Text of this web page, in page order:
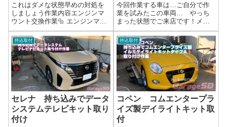
これはダメな状態早めの対処を
しましょう作業内容エンジンマ
ウント交換作業🔩 エンジンマウ
ントの破損・劣化について🚗 エ
ンジンマウントとは？エンジン
マウントはエンジンの振動を吸
収するゴムエンジンの位置を支
える金属ブラケットで構成され
た“エンジン...
今回作業する車は…ご自分で作
業を試みたこの車両… やっち
まった状態でご来店です！メー
カートヨタ車種86作業はこちら
今回の作業は…シートを固定し
ているボルトが破損してしまっ
たリカバリー作業です作業写真
場所が場所だけに作業が難しい
案件です。な...
持込取付
セレナ 持ち込みでデータ
システムテレビキット取り
付け
持込取付
コペン コムエンタープラ
イズ製デイライトキット取
付